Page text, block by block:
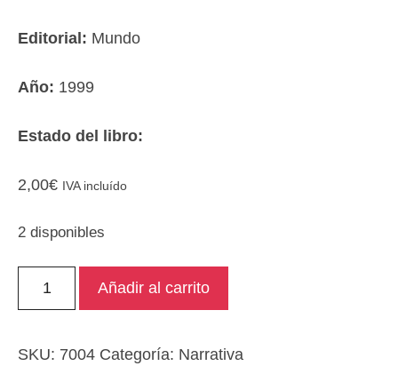
Editorial: Mundo
Año: 1999
Estado del libro:
2,00€ IVA incluído
2 disponibles
Añadir al carrito
SKU: 7004 Categoría: Narrativa